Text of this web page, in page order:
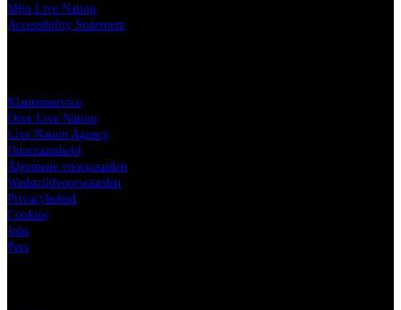
Mijn Live Nation
Accessibility Statement
Klantenservice
Over Live Nation
Live Nation Agency
Duurzaamheid
Algemene voorwaarden
Wedstrijdvoorwaarden
Privacybeleid
Cookies
Jobs
Pers